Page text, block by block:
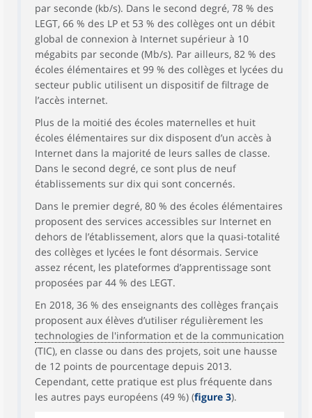
par seconde (kb/s). Dans le second degré, 78 % des
LEGT, 66 % des LP et 53 % des collèges ont un débit
global de connexion à Internet supérieur à 10
mégabits par seconde (Mb/s). Par ailleurs, 82 % des
écoles élémentaires et 99 % des collèges et lycées du
secteur public utilisent un dispositif de filtrage de
l’accès internet.
Plus de la moitié des écoles maternelles et huit
écoles élémentaires sur dix disposent d’un accès à
Internet dans la majorité de leurs salles de classe.
Dans le second degré, ce sont plus de neuf
établissements sur dix qui sont concernés.
Dans le premier degré, 80 % des écoles élémentaires
proposent des services accessibles sur Internet en
dehors de l’établissement, alors que la quasi-totalité
des collèges et lycées le font désormais. Service
assez récent, les plateformes d’apprentissage sont
proposées par 44 % des LEGT.
En 2018, 36 % des enseignants des collèges français
proposent aux élèves d’utiliser régulièrement les
technologies de l'information et de la communication
(TIC), en classe ou dans des projets, soit une hausse
de 12 points de pourcentage depuis 2013.
Cependant, cette pratique est plus fréquente dans
les autres pays européens (49 %) (figure 3).